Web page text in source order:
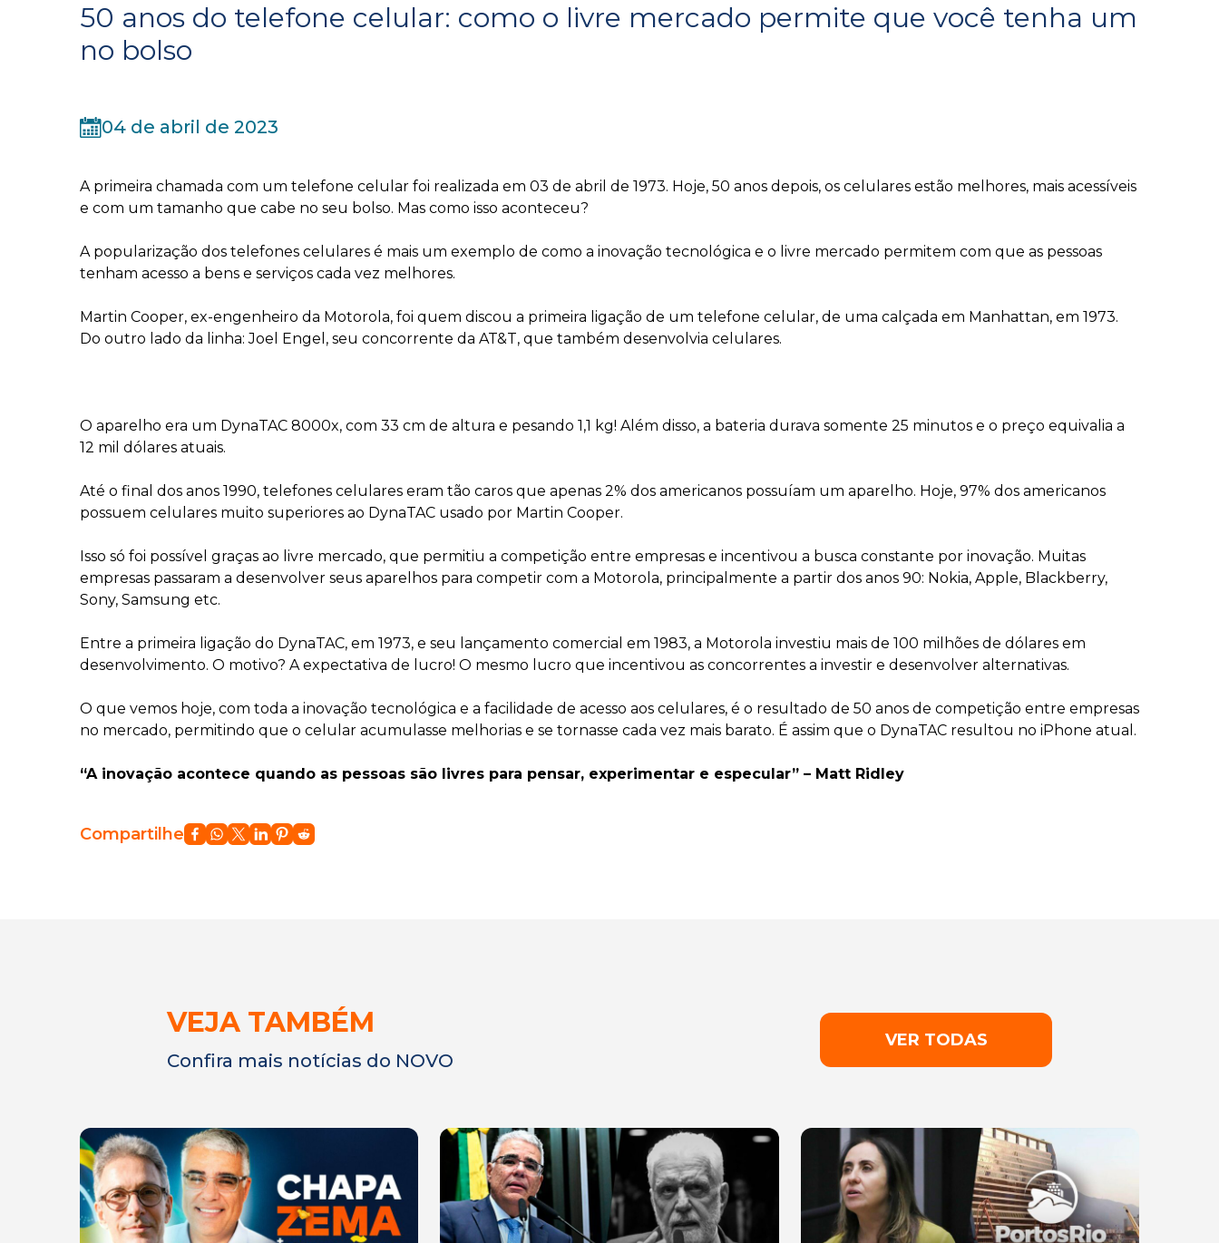
50 anos do telefone celular: como o livre mercado permite que você tenha um
no bolso
04 de abril de 2023
A primeira chamada com um telefone celular foi realizada em 03 de abril de 1973. Hoje, 50 anos depois, os celulares estão melhores, mais acessíveis
e com um tamanho que cabe no seu bolso. Mas como isso aconteceu?
A popularização dos telefones celulares é mais um exemplo de como a inovação tecnológica e o livre mercado permitem com que as pessoas
tenham acesso a bens e serviços cada vez melhores.
Martin Cooper, ex-engenheiro da Motorola, foi quem discou a primeira ligação de um telefone celular, de uma calçada em Manhattan, em 1973.
Do outro lado da linha: Joel Engel, seu concorrente da AT&T, que também desenvolvia celulares.
O aparelho era um DynaTAC 8000x, com 33 cm de altura e pesando 1,1 kg! Além disso, a bateria durava somente 25 minutos e o preço equivalia a
12 mil dólares atuais.
Até o final dos anos 1990, telefones celulares eram tão caros que apenas 2% dos americanos possuíam um aparelho. Hoje, 97% dos americanos
possuem celulares muito superiores ao DynaTAC usado por Martin Cooper.
Isso só foi possível graças ao livre mercado, que permitiu a competição entre empresas e incentivou a busca constante por inovação. Muitas
empresas passaram a desenvolver seus aparelhos para competir com a Motorola, principalmente a partir dos anos 90: Nokia, Apple, Blackberry,
Sony, Samsung etc.
Entre a primeira ligação do DynaTAC, em 1973, e seu lançamento comercial em 1983, a Motorola investiu mais de 100 milhões de dólares em
desenvolvimento. O motivo? A expectativa de lucro! O mesmo lucro que incentivou as concorrentes a investir e desenvolver alternativas.
O que vemos hoje, com toda a inovação tecnológica e a facilidade de acesso aos celulares, é o resultado de 50 anos de competição entre empresas
no mercado, permitindo que o celular acumulasse melhorias e se tornasse cada vez mais barato. É assim que o DynaTAC resultou no iPhone atual.
“A inovação acontece quando as pessoas são livres para pensar, experimentar e especular” – Matt Ridley
Compartilhe
VEJA TAMBÉM
Confira mais notícias do NOVO
VER TODAS